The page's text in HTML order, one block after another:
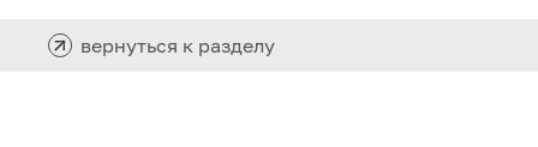
вернуться к разделу